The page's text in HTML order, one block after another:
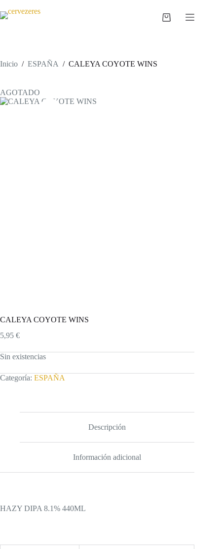
al
contenido
Carro
Inicio / ESPAÑA / CALEYA COYOTE WINS
AGOTADO
CALEYA COYOTE WINS
5,95 €
Sin existencias
Categoría: ESPAÑA
Descripción
Información adicional
HAZY DIPA 8.1% 440ML